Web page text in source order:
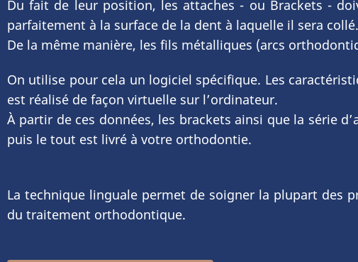
Du fait de leur position, les attaches - ou Brackets -
parfaitement à la surface de la dent à laquelle il sera
De la même manière, les fils métalliques (arcs
On utilise pour cela un logiciel spécifique. Les
est réalisé de façon virtuelle sur l’ordinateur.
À partir de ces données, les brackets ainsi que la série
puis le tout est livré à votre orthodontie.
La technique linguale permet de soigner la plupart des
du traitement orthodontique.